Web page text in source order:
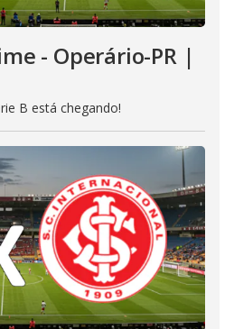
- Operário-PR |
B está chegando!